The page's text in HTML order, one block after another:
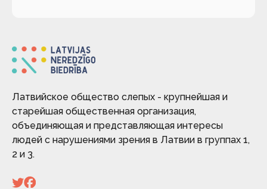
Латвийское общество слепых - крупнейшая и
старейшая общественная организация,
объединяющая и представляющая интересы
людей с нарушениями зрения в Латвии в группах 1,
2 и 3.